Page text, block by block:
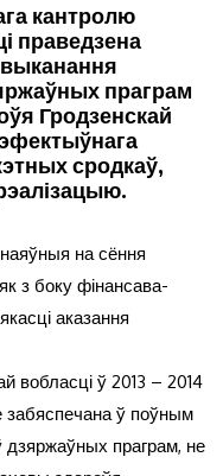
кантролю
праведзена
праграм
Гродзенскай
сродкаў,
на сёння
з боку фінансава-
аказання
вобласці ў 2013 – 2014
забяспечана ў поўным
праграм, не